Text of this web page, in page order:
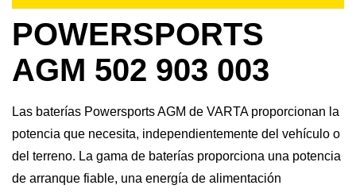
POWERSPORTS
AGM 502 903 003
Las baterías Powersports AGM de VARTA proporcionan la
potencia que necesita, independientemente del vehículo o
del terreno. La gama de baterías proporciona una potencia
de arranque fiable, una energía de alimentación